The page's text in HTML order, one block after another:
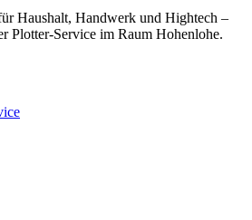
Haushalt, Handwerk und Hightech –
Plotter-Service im Raum Hohenlohe.